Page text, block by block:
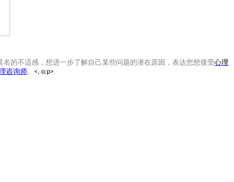
的不适感，想进一步了解自己某些问题的潜在原因，表达您想接受心理
咨询师。 <, o:p>